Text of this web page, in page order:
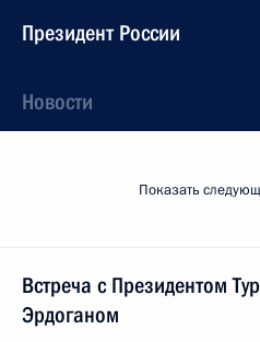
Президент России
Новости
Показать
Встреча с Президентом
Эрдоганом